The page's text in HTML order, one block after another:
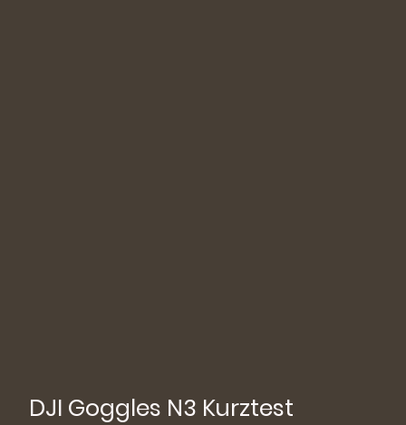
DJI Goggles N3 Kurztest